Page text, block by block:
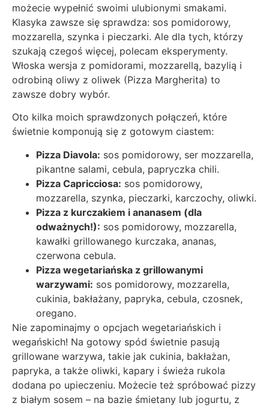
możecie wypełnić swoimi ulubionymi smakami.
Klasyka zawsze się sprawdza: sos pomidorowy,
mozzarella, szynka i pieczarki. Ale dla tych, którzy
szukają czegoś więcej, polecam eksperymenty.
Włoska wersja z pomidorami, mozzarellą, bazylią i
odrobiną oliwy z oliwek (Pizza Margherita) to
zawsze dobry wybór.
Oto kilka moich sprawdzonych połączeń, które
świetnie komponują się z gotowym ciastem:
Pizza Diavola: sos pomidorowy, ser mozzarella,
pikantne salami, cebula, papryczka chili.
Pizza Capricciosa: sos pomidorowy,
mozzarella, szynka, pieczarki, karczochy, oliwki.
Pizza z kurczakiem i ananasem (dla
odważnych!): sos pomidorowy, mozzarella,
kawałki grillowanego kurczaka, ananas,
czerwona cebula.
Pizza wegetariańska z grillowanymi
warzywami: sos pomidorowy, mozzarella,
cukinia, bakłażany, papryka, cebula, czosnek,
oregano.
Nie zapominajmy o opcjach wegetariańskich i
wegańskich! Na gotowy spód świetnie pasują
grillowane warzywa, takie jak cukinia, bakłażan,
papryka, a także oliwki, kapary i świeża rukola
dodana po upieczeniu. Możecie też spróbować pizzy
z białym sosem – na bazie śmietany lub jogurtu, z